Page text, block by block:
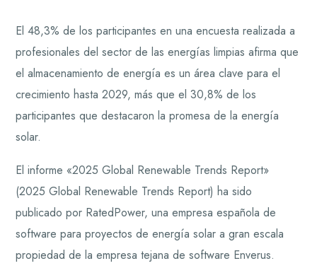
El 48,3% de los participantes en una encuesta realizada a
profesionales del sector de las energías limpias afirma que
el almacenamiento de energía es un área clave para el
crecimiento hasta 2029, más que el 30,8% de los
participantes que destacaron la promesa de la energía
solar.
El informe «2025 Global Renewable Trends Report»
(2025 Global Renewable Trends Report) ha sido
publicado por RatedPower, una empresa española de
software para proyectos de energía solar a gran escala
propiedad de la empresa tejana de software Enverus.